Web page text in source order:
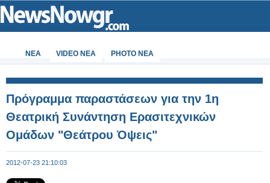
ΝΕΑ VIDEO NEA PHOTO NEA
Πρόγραμμα παραστάσεων για την 1η
Θεατρική Συνάντηση Ερασιτεχνικών
Ομάδων "Θεάτρου Όψεις"
2012-07-23 21:10:03